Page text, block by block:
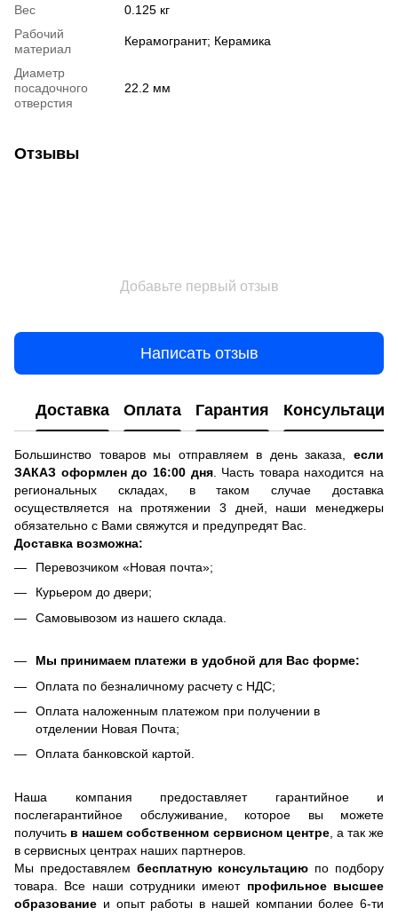
Вес
0.125 кг
Рабочий
материал
Керамогранит; Керамика
Диаметр
посадочного
отверстия
22.2 мм
Отзывы
Добавьте первый отзыв
Написать отзыв
Доставка Оплата Гарантия Консультация
Большинство товаров мы отправляем в день заказа, если
ЗАКАЗ оформлен до 16:00 дня. Часть товара находится на
региональных складах, в таком случае доставка
осуществляется на протяжении 3 дней, наши менеджеры
обязательно с Вами свяжутся и предупредят Вас.
Доставка возможна:
Перевозчиком «Новая почта»;
Курьером до двери;
Самовывозом из нашего склада.
Мы принимаем платежи в удобной для Вас форме:
Оплата по безналичному расчету с НДС;
Оплата наложенным платежом при получении в
отделении Новая Почта;
Оплата банковской картой.
Наша компания предоставляет гарантийное и
послегарантийное обслуживание, которое вы можете
получить в нашем собственном сервисном центре, а так же
в сервисных центрах наших партнеров.
Мы предоставялем бесплатную консультацию по подбору
товара. Все наши сотрудники имеют профильное высшее
образование и опыт работы в нашей компании более 6-ти